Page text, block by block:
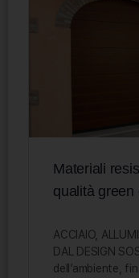
Materiali
qualità green
ACCIAIO,
DAL DESIGN
dell’ambiente,